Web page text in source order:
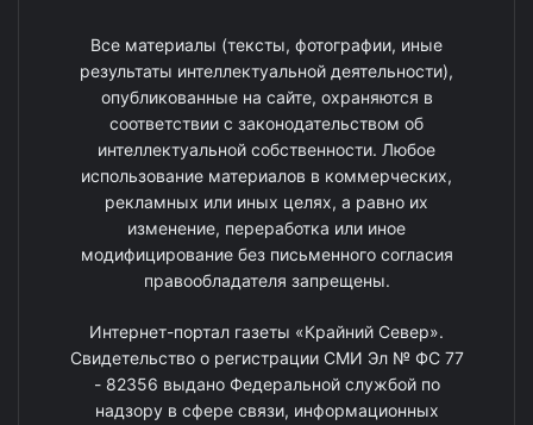
Все материалы (тексты, фотографии, иные
результаты интеллектуальной деятельности),
опубликованные на сайте, охраняются в
соответствии с законодательством об
интеллектуальной собственности. Любое
использование материалов в коммерческих,
рекламных или иных целях, а равно их
изменение, переработка или иное
модифицирование без письменного согласия
правообладателя запрещены.
Интернет-портал газеты «Крайний Север».
Свидетельство о регистрации СМИ Эл № ФС 77
- 82356 выдано Федеральной службой по
надзору в сфере связи, информационных